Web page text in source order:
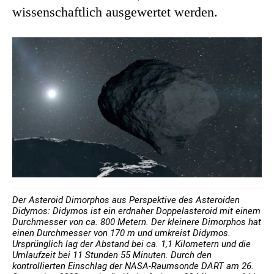
wissenschaftlich ausgewertet werden.
Der Asteroid Dimorphos aus Perspektive des Asteroiden
Didymos: Didymos ist ein erdnaher Doppelasteroid mit einem
Durchmesser von ca. 800 Metern. Der kleinere Dimorphos hat
einen Durchmesser von 170 m und umkreist Didymos.
Ursprünglich lag der Abstand bei ca. 1,1 Kilometern und die
Umlaufzeit bei 11 Stunden 55 Minuten. Durch den
kontrollierten Einschlag der NASA-Raumsonde DART am 26.